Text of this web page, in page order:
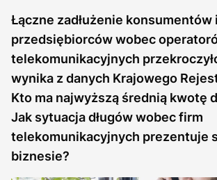
Łączne zadłużenie konsumentów i
przedsiębiorców wobec
telekomunikacyjnych
wynika z danych Krajowego
Kto ma najwyższą średnią kwotę
Jak sytuacja długów wobec firm
telekomunikacyjnych prezentuje
biznesie?